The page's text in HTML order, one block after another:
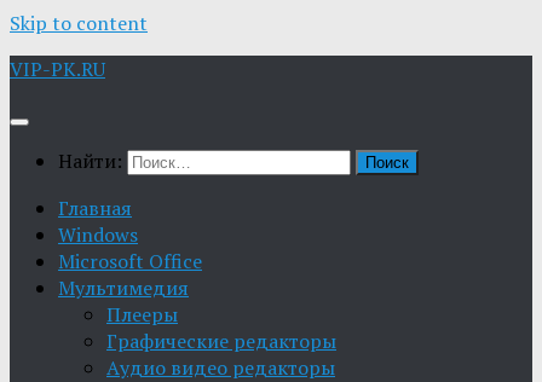
Skip to content
VIP-PK.RU
Найти:
Главная
Windows
Microsoft Office
Мультимедия
Плееры
Графические редакторы
Aудио видео редакторы